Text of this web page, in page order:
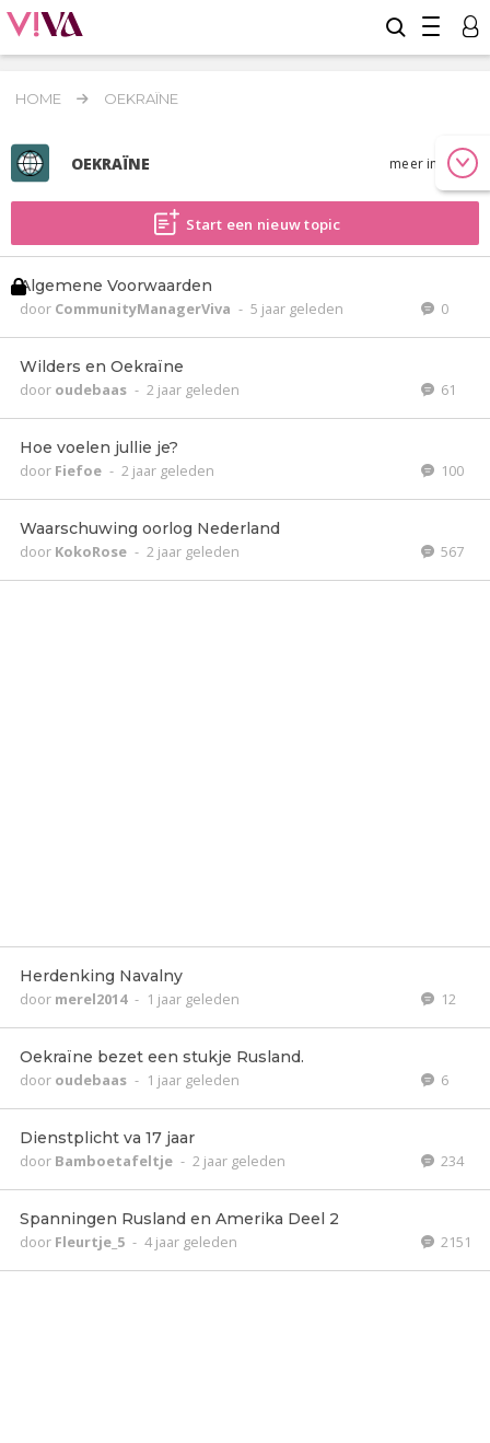
HOME OEKRAÏNE
OEKRAÏNE meer info
Start een nieuw topic
Algemene Voorwaarden
door CommunityManagerViva - 5 jaar geleden 0
Wilders en Oekraïne
door oudebaas - 2 jaar geleden 61
Hoe voelen jullie je?
door Fiefoe - 2 jaar geleden 100
Waarschuwing oorlog Nederland
door KokoRose - 2 jaar geleden 567
Herdenking Navalny
door merel2014 - 1 jaar geleden 12
Oekraïne bezet een stukje Rusland.
door oudebaas - 1 jaar geleden 6
Dienstplicht va 17 jaar
door Bamboetafeltje - 2 jaar geleden 234
Spanningen Rusland en Amerika Deel 2
door Fleurtje_5 - 4 jaar geleden 2151